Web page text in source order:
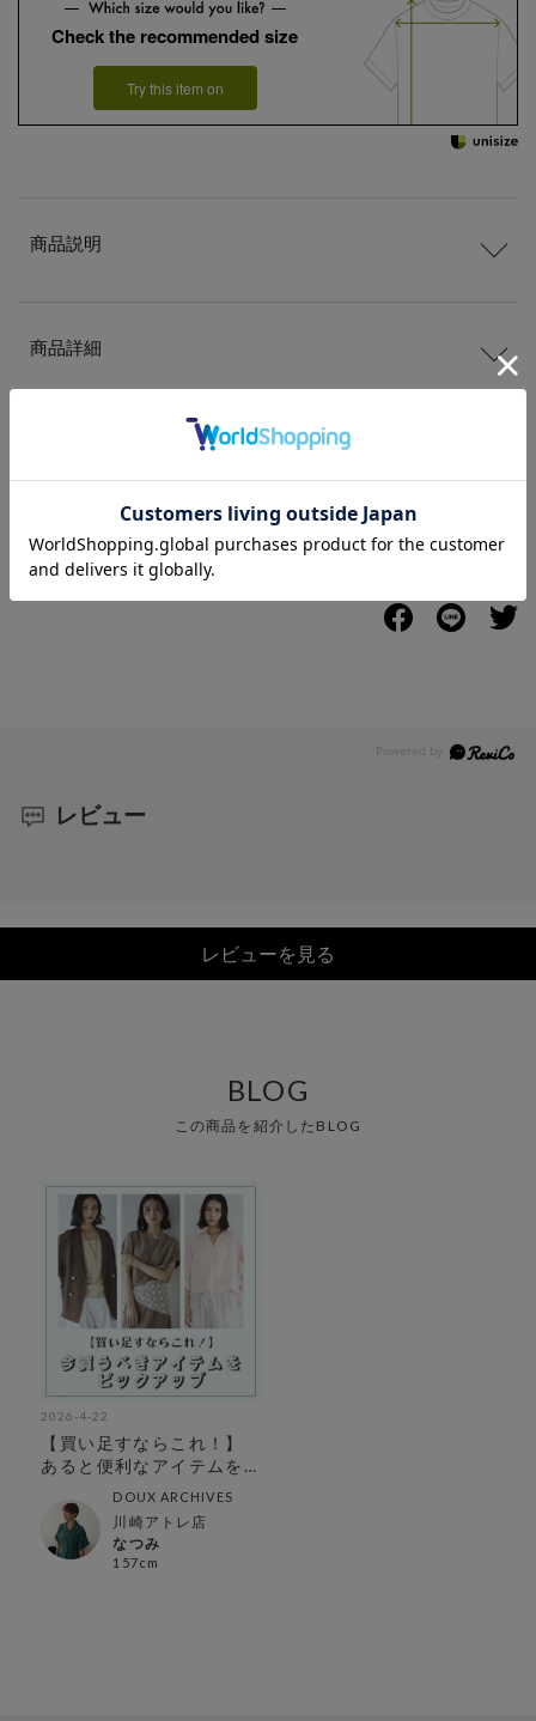
Check the recommended size
Try this item on
配送と返品について
商品説明
商品詳細
レビュー
レビューを見る
BLOG
この商品を紹介したBLOG
2026-4-22
【買い足すならこれ！】
あると便利なアイテムを
ピックアップDOUX ARCHIVES
川崎アトレ店
なつみ
157cm